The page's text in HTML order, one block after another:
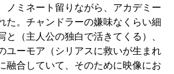
ノミネート留りながら、アカデミー
た。チャンドラーの嫌味なくらい細
と（主人公の独白で活きてくる）、
ユーモア（シリアスに救いが生まれ
融合していて、そのために映像にお